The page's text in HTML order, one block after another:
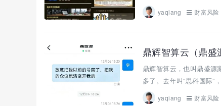
yaqiang 财富风险
鼎辉智算云（鼎
鼎辉智算云，也叫鼎盛源
多了。去年叫“思科国际”
yaqiang 财富风险